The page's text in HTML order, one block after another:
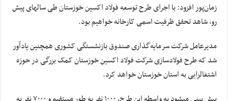
زمان‌پور افزود: با اجرای طرح توسعه فولاد اکسین خوزستان طی سال‎های پیش
رو، شاهد تحقق ظرفیت اسمی کارخانه خواهیم بود.
مدیرعامل شرکت سرمایه‎‌‌‎‎‎‌گذاری صندوق بازنشستگی کشوری همچنین یادآور
شد که طرح فولادسازی شرکت فولاد اکسین خوزستان کمک بزرگی در حوزه
اشتغالزایی به استان خوزستان خواهد کرد.